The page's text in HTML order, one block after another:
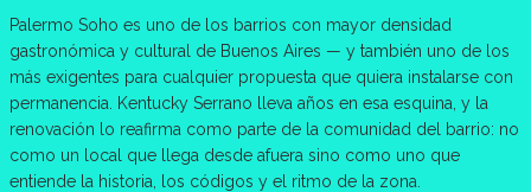
Palermo Soho es uno de los barrios con mayor densidad
gastronómica y cultural de Buenos Aires — y también uno de los
más exigentes para cualquier propuesta que quiera instalarse con
permanencia. Kentucky Serrano lleva años en esa esquina, y la
renovación lo reafirma como parte de la comunidad del barrio: no
como un local que llega desde afuera sino como uno que
entiende la historia, los códigos y el ritmo de la zona.